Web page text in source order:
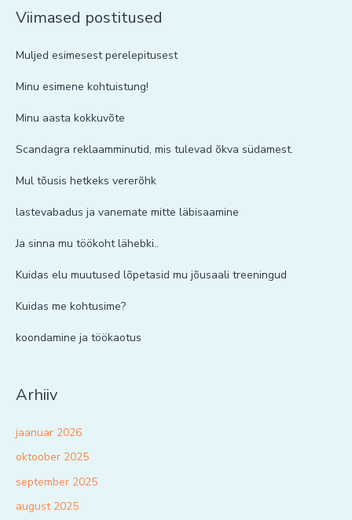
Viimased postitused
Muljed esimesest perelepitusest
Minu esimene kohtuistung!
Minu aasta kokkuvõte
Scandagra reklaamminutid, mis tulevad õkva südamest.
Mul tõusis hetkeks vererõhk
lastevabadus ja vanemate mitte läbisaamine
Ja sinna mu töökoht lähebki..
Kuidas elu muutused lõpetasid mu jõusaali treeningud
Kuidas me kohtusime?
koondamine ja töökaotus
Arhiiv
jaanuar 2026
oktoober 2025
september 2025
august 2025